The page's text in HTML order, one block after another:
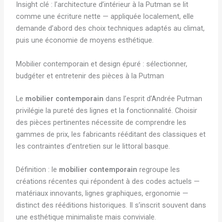
Insight clé : l’architecture d’intérieur à la Putman se lit
comme une écriture nette — appliquée localement, elle
demande d’abord des choix techniques adaptés au climat,
puis une économie de moyens esthétique.
Mobilier contemporain et design épuré : sélectionner,
budgéter et entretenir des pièces à la Putman
Le mobilier contemporain dans l’esprit d’Andrée Putman
privilégie la pureté des lignes et la fonctionnalité. Choisir
des pièces pertinentes nécessite de comprendre les
gammes de prix, les fabricants rééditant des classiques et
les contraintes d’entretien sur le littoral basque.
Définition : le mobilier contemporain regroupe les
créations récentes qui répondent à des codes actuels —
matériaux innovants, lignes graphiques, ergonomie —
distinct des rééditions historiques. Il s’inscrit souvent dans
une esthétique minimaliste mais conviviale.